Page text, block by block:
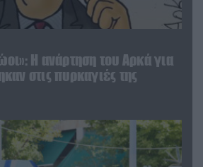
Η ανάρτηση του Αρκά για
στις πυρκαγιές της